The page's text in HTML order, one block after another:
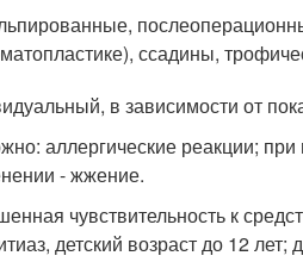
ссадины,
в зависимости от
аллергические реакции;
- жжение.
чувствительность к
детский возраст до 12